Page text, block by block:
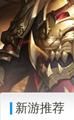
新游推荐